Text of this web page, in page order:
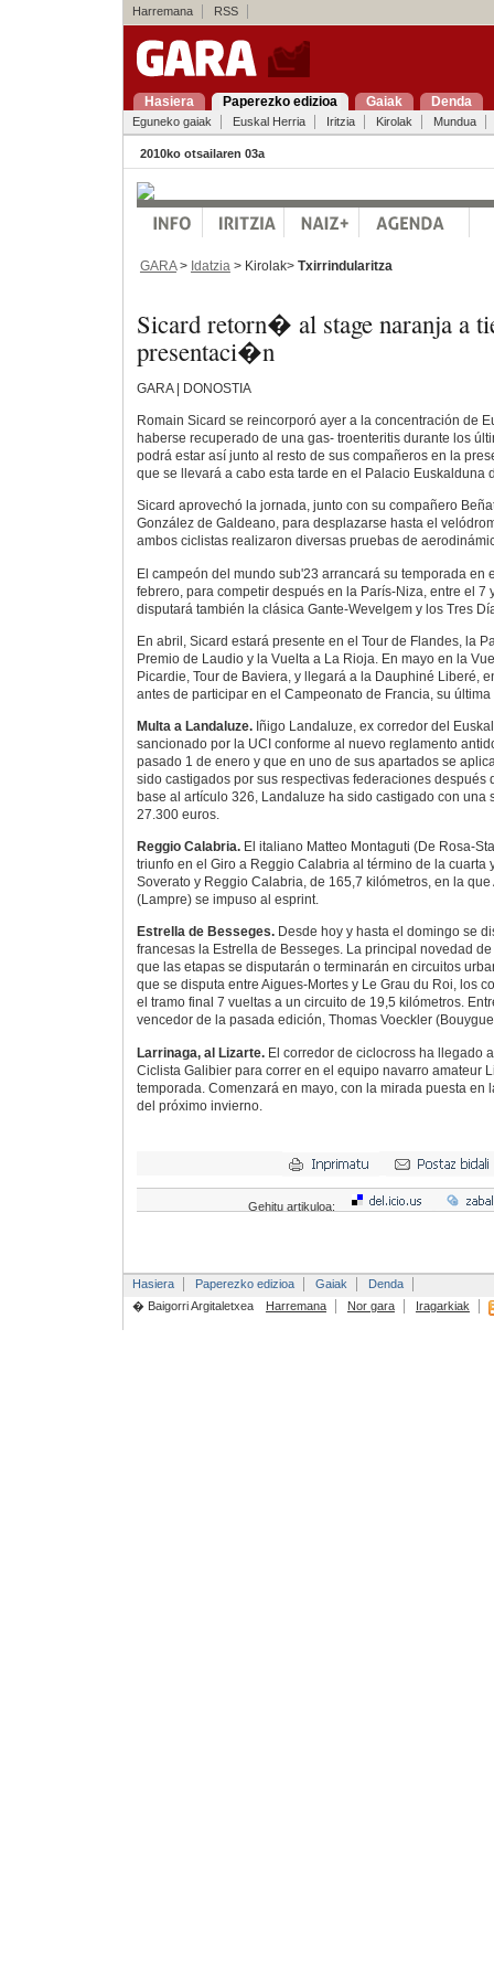
Harremana RSS
Hasiera Paperezko edizioa Gaiak Denda
Eguneko gaiak Euskal Herria Iritzia Kirolak Mundua
2010ko otsailaren 03a
GARA> Idatzia > Kirolak> Txirrindularitza
Sicard retorn� al stage naranja a
presentaci�n
GARA | DONOSTIA
Romain Sicard se reincorporó ayer a la concentración de
haberse recuperado de una gas- troenteritis durante los
podrá estar así junto al resto de sus compañeros en la
que se llevará a cabo esta tarde en el Palacio Euskalduna
Sicard aprovechó la jornada, junto con su compañero
González de Galdeano, para desplazarse hasta el
ambos ciclistas realizaron diversas pruebas de
El campeón del mundo sub'23 arrancará su temporada en
febrero, para competir después en la París-Niza, entre el 7
disputará también la clásica Gante-Wevelgem y los Tres
En abril, Sicard estará presente en el Tour de Flandes, la
Premio de Laudio y la Vuelta a La Rioja. En mayo en la
Picardie, Tour de Baviera, y llegará a la Dauphiné Liberé,
antes de participar en el Campeonato de Francia, su última
Multa a Landaluze.Iñigo Landaluze, ex corredor del
sancionado por la UCI conforme al nuevo reglamento
pasado 1 de enero y que en uno de sus apartados se
sido castigados por sus respectivas federaciones después
base al artículo 326, Landaluze ha sido castigado con una
27.300 euros.
Reggio Calabria.El italiano Matteo Montaguti (De Rosa-
triunfo en el Giro a Reggio Calabria al término de la cuarta
Soverato y Reggio Calabria, de 165,7 kilómetros, en la
(Lampre) se impuso al esprint.
Estrella de Besseges.Desde hoy y hasta el domingo se
francesas la Estrella de Besseges. La principal novedad
que las etapas se disputarán o terminarán en circuitos
que se disputa entre Aigues-Mortes y Le Grau du Roi, los
el tramo final 7 vueltas a un circuito de 19,5 kilómetros.
vencedor de la pasada edición, Thomas Voeckler
Larrinaga, al Lizarte.El corredor de ciclocross ha llegado
Ciclista Galibier para correr en el equipo navarro amateur
temporada. Comenzará en mayo, con la mirada puesta en
del próximo invierno.
Gehitu artikuloa:
Hasiera Paperezko edizioa Gaiak
Denda
� Baigorri Argitaletxea
Harremana Nor gara Iragarkiak